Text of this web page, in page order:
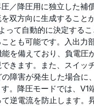
／降圧用に独立した補
双方向に生成すること
って自動的に決定する
とも可能です。入出力
を備えており、負電圧
きます。また、スイッ
障害が発生した場合に
。降圧モードでは、V1
逆電流を防止します。